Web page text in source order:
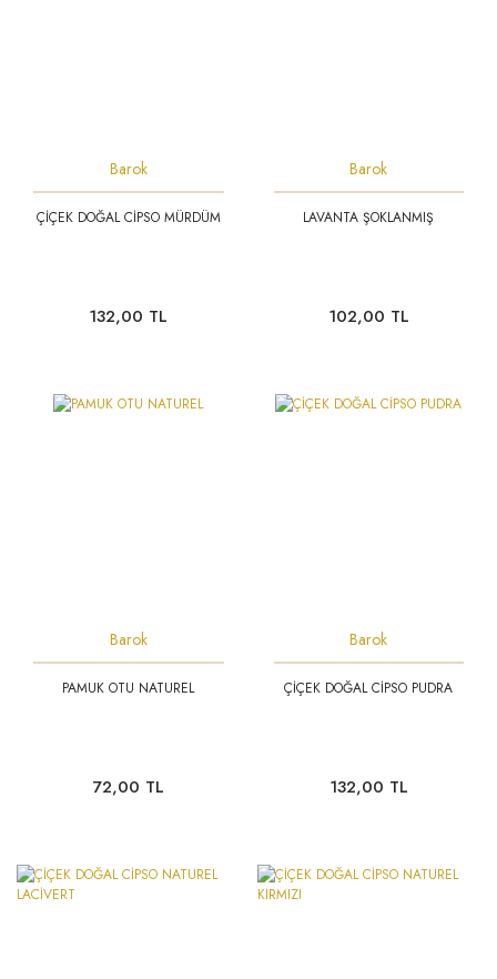
Barok
ÇİÇEK DOĞAL CİPSO MÜRDÜM
132,00 TL
Barok
LAVANTA ŞOKLANMIŞ
102,00 TL
Barok
PAMUK OTU NATUREL
72,00 TL
Barok
ÇİÇEK DOĞAL CİPSO PUDRA
132,00 TL